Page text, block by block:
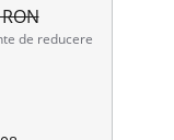
de reducere